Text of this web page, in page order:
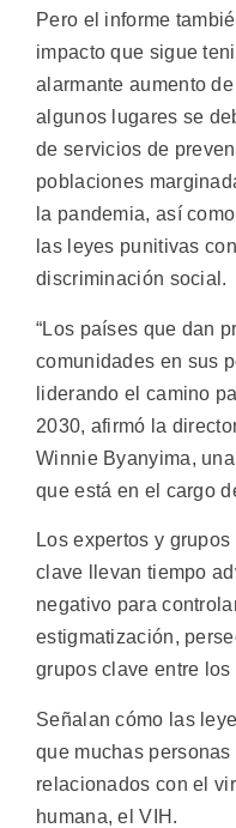
Pero el informe
impacto que sigue
alarmante aumento
algunos lugares se
de servicios de
poblaciones
la pandemia, así
las leyes punitivas
discriminación social.
“Los países que dan
comunidades en sus
liderando el camino
2030, afirmó la
Winnie Byanyima,
que está en el cargo
Los expertos y
clave llevan tiempo
negativo para
estigmatización,
grupos clave entre los
Señalan cómo las
que muchas
relacionados con el
humana, el VIH.